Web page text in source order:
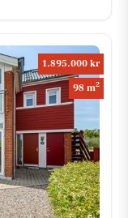
1.895.000 kr
98 m2